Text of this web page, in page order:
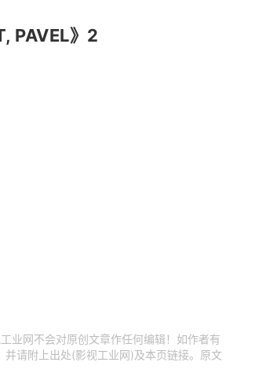
PAVEL》2
业网不会对原创文章作任何编辑！如作者有
请附上出处(影视工业网)及本页链接。原文